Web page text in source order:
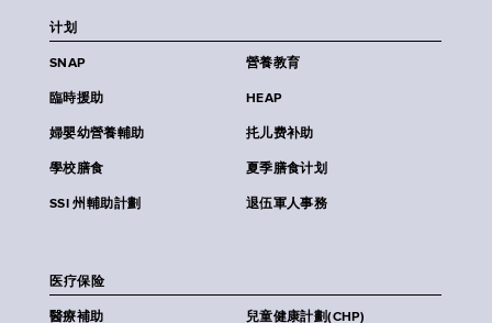
计划
SNAP 營養教育
臨時援助 HEAP
婦嬰幼營養輔助 扥儿费补助
學校膳食 夏季膳食计划
SSI 州輔助計劃 退伍軍人事務
医疗保险
醫療補助 兒童健康計劃(CHP)